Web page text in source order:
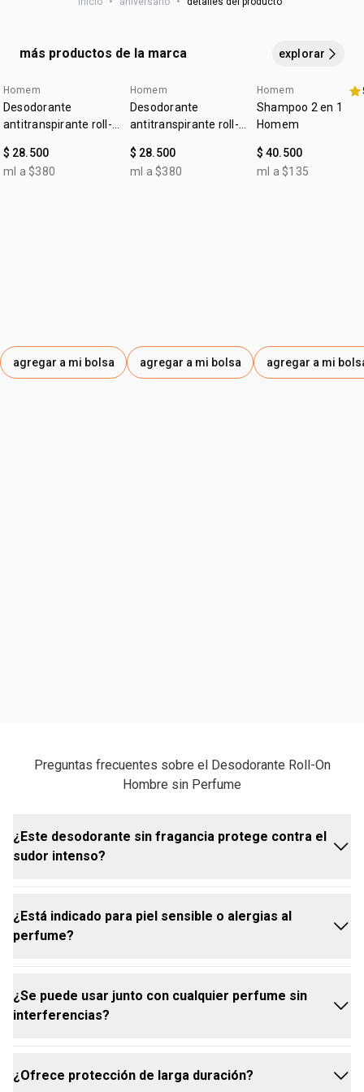
ANNUUS HYBRID OIL, STEARETH-21, ISOPROPYL
TOCOPHERYL ACETATE.
más productos de la marca explorar
4u al 40%
Homem
Desodorante
antitranspirante roll-
$ 28.500
ml a $380
agregar a mi bolsa
4u al 40%
Homem
Desodorante
antitranspirante roll-
perfume
$ 28.500
ml a $380
agregar a mi bolsa
Homem
Shampoo 2 en 1
Homem
$ 40.500
ml a $135
agregar a mi
Preguntas frecuentes sobre el Desodorante Roll-On
Hombre sin Perfume
¿Este desodorante sin fragancia protege contra el
sudor intenso?
Sí. El desodorante sin fragancia masculino Natura
Homem ofrece protección antitranspirante por hasta
protege y cuida la piel de las axilas al mismo
tiempo.
¿Está indicado para piel sensible o alergias al
perfume?
Sí. Este desodorante es una opción segura para
quienes tienen sensibilidad a las fragancias o
axilas, ofrece protección eficaz con mayor
¿Se puede usar junto con cualquier perfume sin
interferencias?
Sí. Por ser un desodorante roll-on neutro, no
¿Ofrece protección de larga duración?